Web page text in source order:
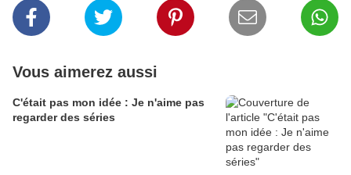
Vous aimerez aussi
C'était pas mon idée : Je n'aime pas
regarder des séries